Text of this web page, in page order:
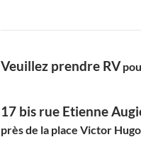
Veuillez prendre RV
17 bis rue Etienne
près de la place Victor